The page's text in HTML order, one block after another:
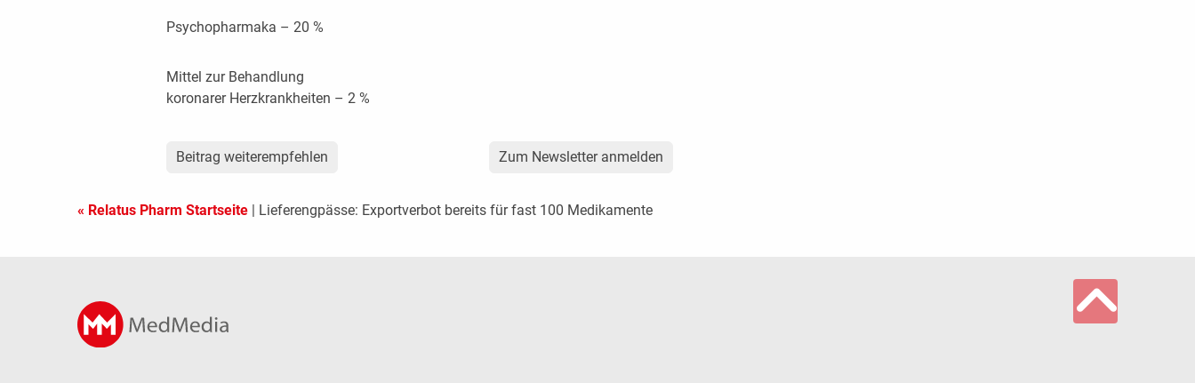
Psychopharmaka – 20 %
Mittel zur Behandlung
koronarer Herzkrankheiten – 2 %
Beitrag weiterempfehlen Zum Newsletter anmelden
« Relatus Pharm Startseite | Lieferengpässe: Exportverbot bereits für fast 100 Medikamente